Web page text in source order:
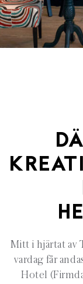
D
Mitt i hjärtat av
vardag får
Hotel